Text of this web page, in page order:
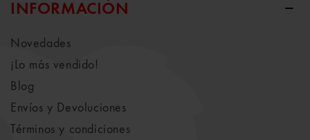
INFORMACIÓN
Novedades
¡Lo más vendido!
Blog
Envíos y Devoluciones
Términos y condiciones